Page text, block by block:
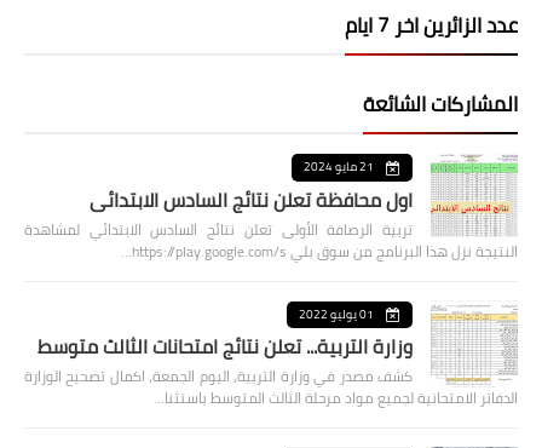
عدد الزائرين اخر 7 ايام
المشاركات الشائعة
21 مايو 2024
اول محافظة تعلن نتائج السادس الابتدائي
تربية الرصافة الأولى تعلن نتائج السادس الابتدائي لمشاهدة
النتيجة نزل هذا البرنامج من سوق بلي https://play.google.com/s…
01 يوليو 2022
وزارة التربية... تعلن نتائج امتحانات الثالث متوسط
كشف مصدر في وزارة التربية، اليوم الجمعة، اكمال تصحيح الوزارة
الدفاتر الامتحانية لجميع مواد مرحلة الثالث المتوسط باستثنا…